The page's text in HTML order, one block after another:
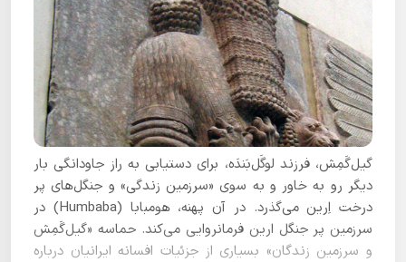
گیل‌گَمِش، فرزند لوگَل‌بَندَه، برای دستیابی به راز جاودانگی بار
دیگر رو به خاور و به سوی «سرزمین زندگی» و جنگل‌های پر
درخت اِرین می‌گذرد. در آن پهنه، هومبابا (Humbaba) در
سرزمین پر جنگل ارین فرمانروایی می‌کند. حماسه «گیل‌گَمِش
و سرزمین زندگان» بسیاری از جزئیات افسانه ایرانیان درباره